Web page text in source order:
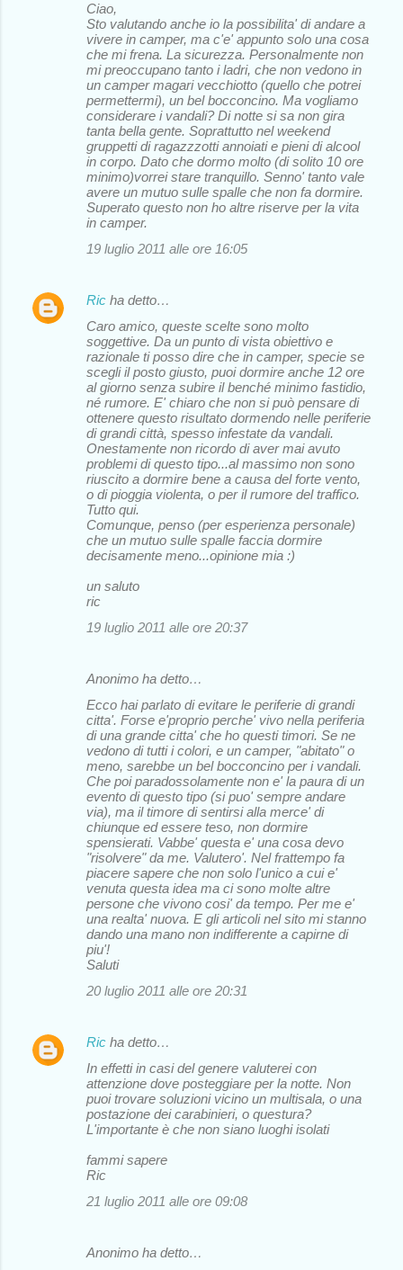
Ciao,
Sto valutando anche io la possibilita' di andare a
vivere in camper, ma c'e' appunto solo una cosa
che mi frena. La sicurezza. Personalmente non
mi preoccupano tanto i ladri, che non vedono in
un camper magari vecchiotto (quello che potrei
permettermi), un bel bocconcino. Ma vogliamo
considerare i vandali? Di notte si sa non gira
tanta bella gente. Soprattutto nel weekend
gruppetti di ragazzzotti annoiati e pieni di alcool
in corpo. Dato che dormo molto (di solito 10 ore
minimo)vorrei stare tranquillo. Senno' tanto vale
avere un mutuo sulle spalle che non fa dormire.
Superato questo non ho altre riserve per la vita
in camper.
19 luglio 2011 alle ore 16:05
Ric ha detto…
Caro amico, queste scelte sono molto
soggettive. Da un punto di vista obiettivo e
razionale ti posso dire che in camper, specie se
scegli il posto giusto, puoi dormire anche 12 ore
al giorno senza subire il benché minimo fastidio,
né rumore. E' chiaro che non si può pensare di
ottenere questo risultato dormendo nelle periferie
di grandi città, spesso infestate da vandali.
Onestamente non ricordo di aver mai avuto
problemi di questo tipo...al massimo non sono
riuscito a dormire bene a causa del forte vento,
o di pioggia violenta, o per il rumore del traffico.
Tutto qui.
Comunque, penso (per esperienza personale)
che un mutuo sulle spalle faccia dormire
decisamente meno...opinione mia :)
un saluto
ric
19 luglio 2011 alle ore 20:37
Anonimo ha detto…
Ecco hai parlato di evitare le periferie di grandi
citta'. Forse e'proprio perche' vivo nella periferia
di una grande citta' che ho questi timori. Se ne
vedono di tutti i colori, e un camper, "abitato" o
meno, sarebbe un bel bocconcino per i vandali.
Che poi paradossolamente non e' la paura di un
evento di questo tipo (si puo' sempre andare
via), ma il timore di sentirsi alla merce' di
chiunque ed essere teso, non dormire
spensierati. Vabbe' questa e' una cosa devo
"risolvere" da me. Valutero'. Nel frattempo fa
piacere sapere che non solo l'unico a cui e'
venuta questa idea ma ci sono molte altre
persone che vivono cosi' da tempo. Per me e'
una realta' nuova. E gli articoli nel sito mi stanno
dando una mano non indifferente a capirne di
piu'!
Saluti
20 luglio 2011 alle ore 20:31
Ric ha detto…
In effetti in casi del genere valuterei con
attenzione dove posteggiare per la notte. Non
puoi trovare soluzioni vicino un multisala, o una
postazione dei carabinieri, o questura?
L'importante è che non siano luoghi isolati
fammi sapere
Ric
21 luglio 2011 alle ore 09:08
Anonimo ha detto…